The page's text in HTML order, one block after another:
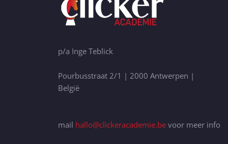
p/a Inge Teblick
Pourbusstraat 2/1 | 2000 Antwerpen |
België
mail hallo@clickeracademie.be voor meer info